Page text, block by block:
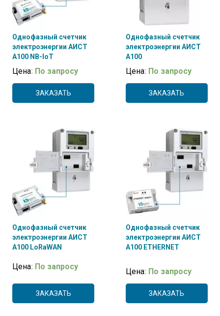
Однофазный счетчик
электроэнергии АИСТ
А100 NB-IoT
Цена: По запросу
ЗАКАЗАТЬ
Однофазный счетчик
электроэнергии АИСТ
А100
Цена: По запросу
ЗАКАЗАТЬ
Однофазный счетчик
электроэнергии АИСТ
А100 LoRaWAN
Цена: По запросу
ЗАКАЗАТЬ
Однофазный счетчик
электроэнергии АИСТ
А100 ETHERNET
Цена: По запросу
ЗАКАЗАТЬ